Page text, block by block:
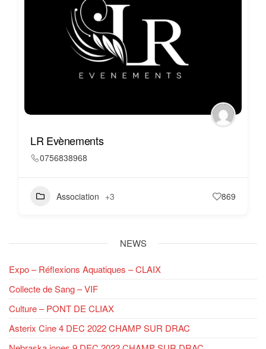
LR Evènements
0756838968
Association +3 869
NEWS
Expo – Réflexions Aquatiques – CLAIX
Collecte de Sang – VIF
Culture – PONT DE CLIAX
Asterix Cine 4 DEC 2022 CHAMP SUR DRAC